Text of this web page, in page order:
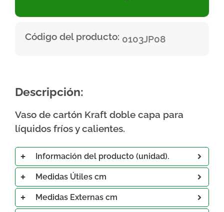
Código del producto: 0103JP08
Descripción:
Vaso de cartón Kraft doble capa para
líquidos fríos y calientes.
Información del producto (unidad).
Medidas Útiles cm
Medidas Externas cm